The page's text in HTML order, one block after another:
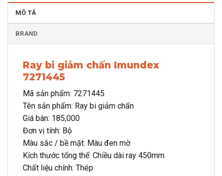
MÔ TẢ
BRAND
Ray bi giảm chấn Imundex
7271445
Mã sản phẩm: 7271445
Tên sản phẩm: Ray bi giảm chấn
Giá bán: 185,000
Đơn vị tính: Bộ
Màu sắc / bề mặt: Màu đen mờ
Kích thước tổng thể: Chiều dài ray 450mm
Chất liệu chính: Thép